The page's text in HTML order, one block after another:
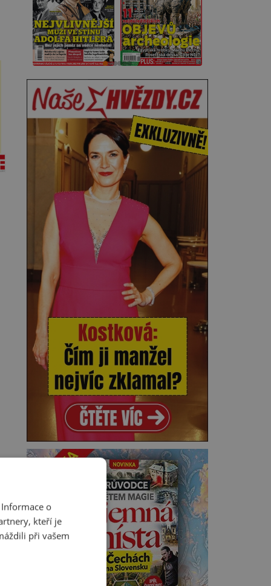
o
kteří je
při vašem